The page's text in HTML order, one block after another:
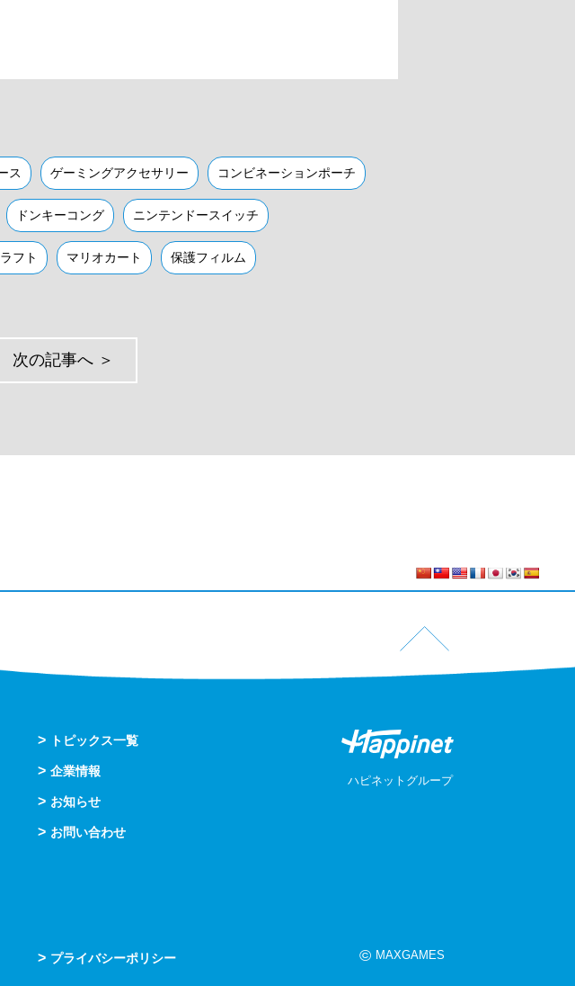
ス ゲーミングアクセサリー コンビネーションポーチ
ドンキーコング ニンテンドースイッチ
フト マリオカート 保護フィルム
次の記事へ ＞
> トピックス一覧
> 企業情報
> お知らせ
> お問い合わせ
> プライバシーポリシー
ハピネットグループ
© MAXGAMES